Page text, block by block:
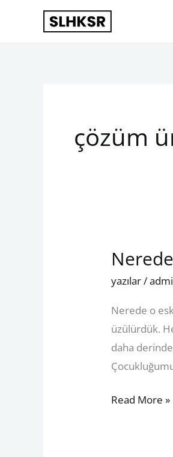
çözüm
yazılar/
Nerede o
üzülürdük.
daha
Nerede
Ramazanlar
Read More »